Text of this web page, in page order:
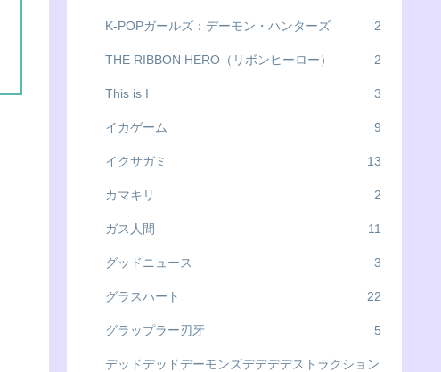
K-POPガールズ：デーモン・ハンターズ 2
THE RIBBON HERO（リボンヒーロー） 2
This is I 3
イカゲーム 9
イクサガミ 13
カマキリ 2
ガス人間 11
グッドニュース 3
グラスハート 22
グラップラー刃牙 5
デッドデッドデーモンズデデデデストラクション